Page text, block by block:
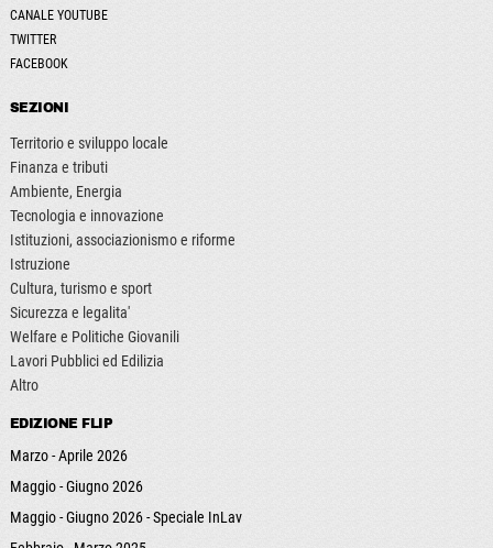
CANALE YOUTUBE
TWITTER
FACEBOOK
SEZIONI
Territorio e sviluppo locale
Finanza e tributi
Ambiente, Energia
Tecnologia e innovazione
Istituzioni, associazionismo e riforme
Istruzione
Cultura, turismo e sport
Sicurezza e legalita'
Welfare e Politiche Giovanili
Lavori Pubblici ed Edilizia
Altro
EDIZIONE FLIP
Marzo - Aprile 2026
Maggio - Giugno 2026
Maggio - Giugno 2026 - Speciale InLav